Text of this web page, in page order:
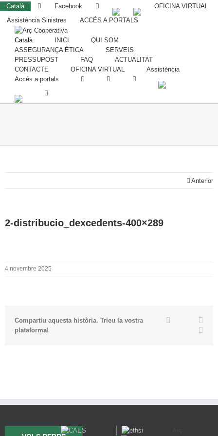
Català Facebook
OFICINA VIRTUAL
Assistència Sinistres
ACCÉS A PORTALS
Català INICI
QUI SOM
ASSEGURANÇA ÈTICA
SERVEIS
PRESSUPOST
FAQ
ACTUALITAT
CONTACTE
OFICINA VIRTUAL
Assistència
Accés a portals
Anterior
2-distribucio_dexcedents-400×289
4 novembre 2025
Compartiu aquesta història. Trieu la vostra
plataforma!
Facebook
Twitter